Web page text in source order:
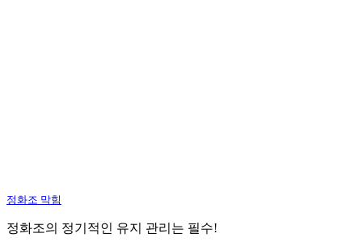
정화조 막힘
정화조의 정기적인 유지 관리는 필수!